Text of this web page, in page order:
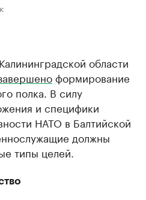
области
формирование
полка. В силу
и специфики
НАТО в Балтийской
должны
типы целей.